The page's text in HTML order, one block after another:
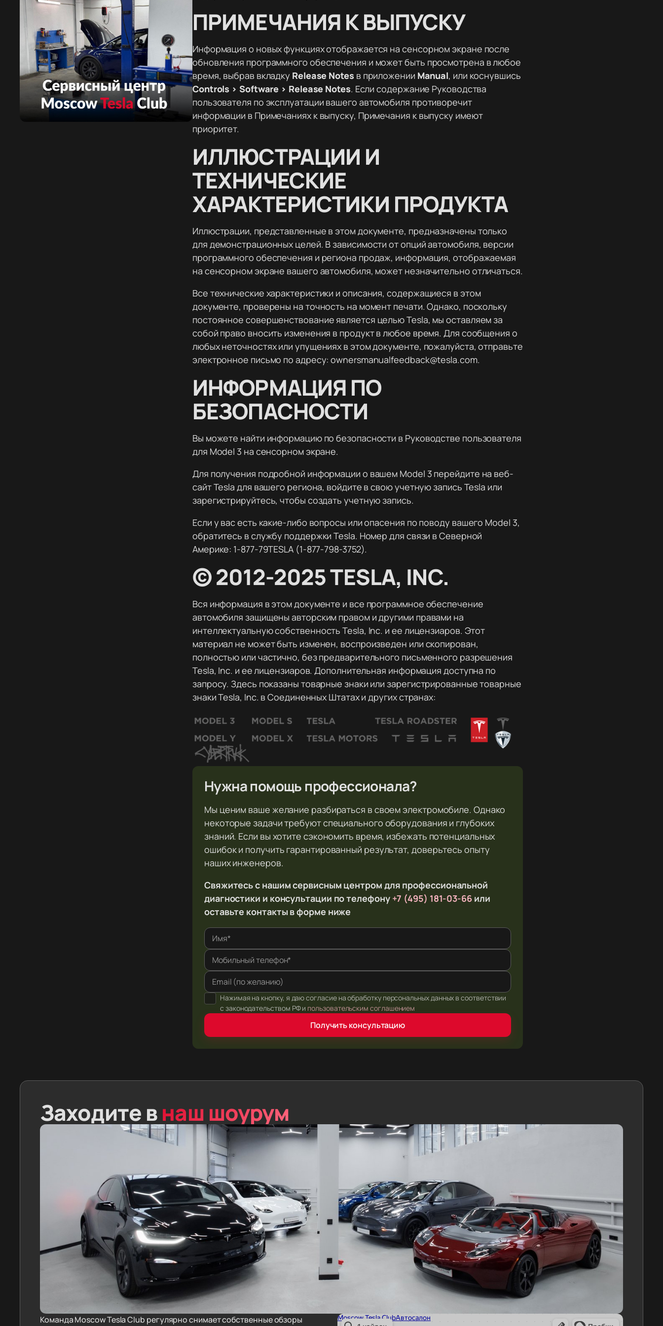
Как добиться максимального запаса хода
Компоненты электромобиля
Состояние высоковольтной батареи
ПРИМЕЧАНИЯ К ВЫПУСКУ
Информация о новых функциях отображается на сенсорном экране после
обновления программного обеспечения и может быть просмотрена в любое
время, выбрав вкладку Release Notes в приложении Manual, или коснувшись
Controls > Software > Release Notes. Если содержание Руководства
пользователя по эксплуатации вашего автомобиля противоречит
информации в Примечаниях к выпуску, Примечания к выпуску имеют
приоритет.
ИЛЛЮСТРАЦИИ И
ТЕХНИЧЕСКИЕ
ХАРАКТЕРИСТИКИ ПРОДУКТА
Иллюстрации, представленные в этом документе, предназначены только
для демонстрационных целей. В зависимости от опций автомобиля, версии
программного обеспечения и региона продаж, информация, отображаемая
на сенсорном экране вашего автомобиля, может незначительно отличаться.
Все технические характеристики и описания, содержащиеся в этом
документе, проверены на точность на момент печати. Однако, поскольку
постоянное совершенствование является целью Tesla, мы оставляем за
собой право вносить изменения в продукт в любое время. Для сообщения о
любых неточностях или упущениях в этом документе, пожалуйста, отправьте
электронное письмо по адресу: ownersmanualfeedback@tesla.com.
ИНФОРМАЦИЯ ПО
БЕЗОПАСНОСТИ
Вы можете найти информацию по безопасности в Руководстве пользователя
для Model 3 на сенсорном экране.
Для получения подробной информации о вашем Model 3 перейдите на веб-
сайт Tesla для вашего региона, войдите в свою учетную запись Tesla или
зарегистрируйтесь, чтобы создать учетную запись.
Если у вас есть какие-либо вопросы или опасения по поводу вашего Model 3,
обратитесь в службу поддержки Tesla. Номер для связи в Северной
Америке: 1-877-79TESLA (1-877-798-3752).
© 2012-2025 TESLA, INC.
Вся информация в этом документе и все программное обеспечение
автомобиля защищены авторским правом и другими правами на
интеллектуальную собственность Tesla, Inc. и ее лицензиаров. Этот
материал не может быть изменен, воспроизведен или скопирован,
полностью или частично, без предварительного письменного разрешения
Tesla, Inc. и ее лицензиаров. Дополнительная информация доступна по
запросу. Здесь показаны товарные знаки или зарегистрированные товарные
знаки Tesla, Inc. в Соединенных Штатах и других странах:
Нужна помощь профессионала?
Мы ценим ваше желание разбираться в своем электромобиле. Однако
некоторые задачи требуют специального оборудования и глубоких
знаний. Если вы хотите сэкономить время, избежать потенциальных
ошибок и получить гарантированный результат, доверьтесь опыту
наших инженеров.
Свяжитесь с нашим сервисным центром для профессиональной
диагностики и консультации по телефону +7 (495) 181-03-66или
оставьте контакты в форме ниже
Имя*
Мобильный телефон*
Email (по желанию)
Нажимая на кнопку, я даю согласие на обработку персональных данных в соответствии
с законодательством РФ и пользовательским соглашением
Получить консультацию
Заходите внаш шоурум
Команда Moscow Tesla Club регулярно снимает собственные обзоры